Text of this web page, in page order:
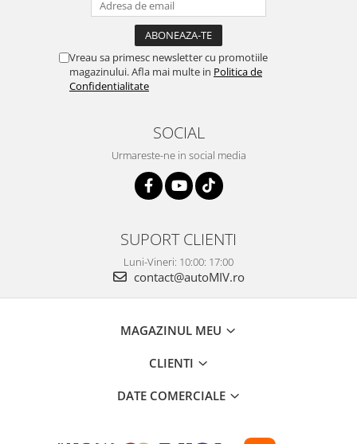
Vreau sa primesc newsletter cu promotiile
magazinului. Afla mai multe in Politica de
Confidentialitate
SOCIAL
Urmareste-ne in social media
SUPORT CLIENTI
Luni-Vineri: 10:00: 17:00
contact@autoMIV.ro
MAGAZINUL MEU
CLIENTI
DATE COMERCIALE